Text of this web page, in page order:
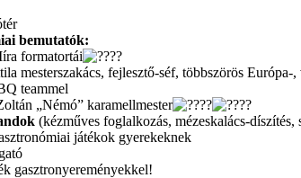
bemutatók:
formatortái
mesterszakács, fejlesztő-séf, többszörös
teammel
„Némó” karamellmester
(kézműves foglalkozás, mézeskalács-
játékok gyerekeknek
gasztronyereményekkel!